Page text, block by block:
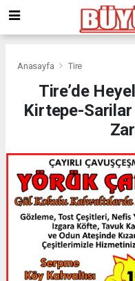
giriş
kingroyal
Anasayfa Tire
Tire’de
Kirtepe-Sarilar